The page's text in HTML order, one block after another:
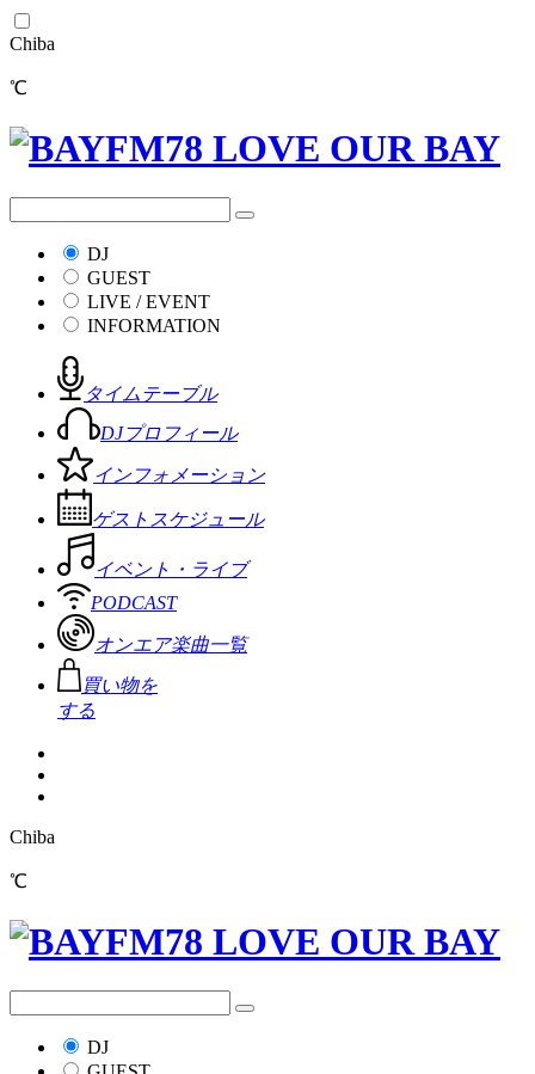
Chiba
℃
DJ
GUEST
LIVE / EVENT
INFORMATION
タイムテーブル
DJプロフィール
インフォメーション
ゲストスケジュール
イベント・ライブ
PODCAST
オンエア楽曲一覧
買い物を
する
Chiba
℃
DJ